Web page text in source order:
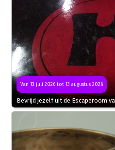
Van 13 juli 2026 tot 13 augustus 2026
Bevrijd jezelf uit de Escaperoom